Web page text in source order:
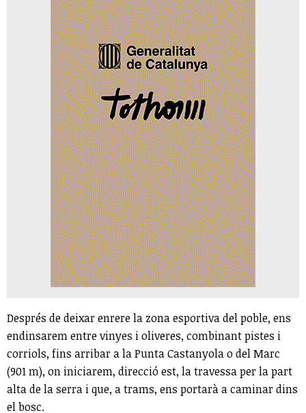
Després de deixar enrere la zona esportiva del poble, ens
endinsarem entre vinyes i oliveres, combinant pistes i
corriols, fins arribar a la Punta Castanyola o del Marc
(901 m), on iniciarem, direcció est, la travessa per la part
alta de la serra i que, a trams, ens portarà a caminar dins
el bosc.